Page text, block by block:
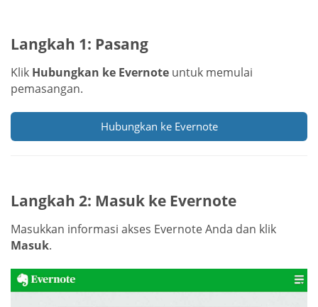
Langkah 1: Pasang
Klik Hubungkan ke Evernote untuk memulai
pemasangan.
Hubungkan ke Evernote
Langkah 2: Masuk ke Evernote
Masukkan informasi akses Evernote Anda dan klik
Masuk.